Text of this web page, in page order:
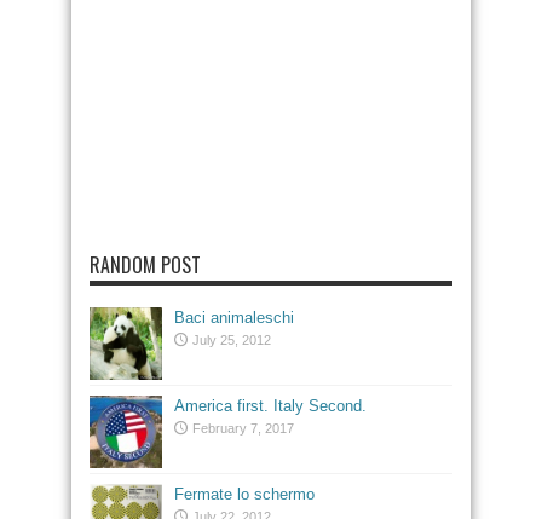
RANDOM POST
Baci animaleschi
July 25, 2012
America first. Italy Second.
February 7, 2017
Fermate lo schermo